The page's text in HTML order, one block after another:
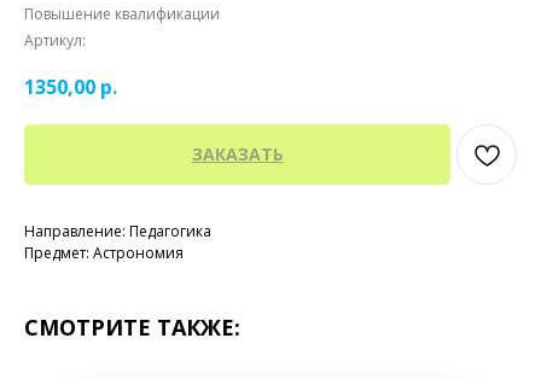
Повышение квалификации
Артикул:
1350,00 р.
ЗАКАЗАТЬ
Направление: Педагогика
Предмет: Астрономия
СМОТРИТЕ ТАКЖЕ: